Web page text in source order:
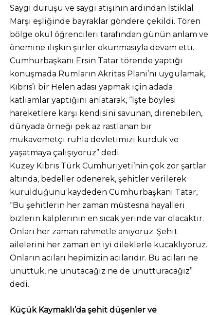
Saygı duruşu ve saygı atışının ardından İstiklal
Marşı eşliğinde bayraklar göndere çekildi. Tören
bölge okul öğrencileri tarafından günün anlam ve
önemine ilişkin şiirler okunmasıyla devam etti.
Cumhurbaşkanı Ersin Tatar törende yaptığı
konuşmada Rumların Akritas Planı’nı uygulamak,
Kıbrıs’ı bir Helen adası yapmak için adada
katliamlar yaptığını anlatarak, “İşte böylesi
hareketlere karşı kendisini savunan, direnebilen,
dünyada örneği pek az rastlanan bir
mukavemetçi ruhla devletimizi kurduk ve
yaşatmaya çalışıyoruz” dedi.
Kuzey Kıbrıs Türk Cumhuriyeti’nin çok zor şartlar
altında, bedeller ödenerek, şehitler verilerek
kurulduğunu kaydeden Cumhurbaşkanı Tatar,
“Bu şehitlerin her zaman müstesna hayalleri
bizlerin kalplerinin en sıcak yerinde var olacaktır.
Onları her zaman rahmetle anıyoruz. Şehit
ailelerini her zaman en iyi dileklerle kucaklıyoruz.
Onların acıları hepimizin acılarıdır. Bu acıları ne
unuttuk, ne unutacağız ne de unutturacağız”
dedi.
Küçük Kaymaklı’da şehit düşenler ve